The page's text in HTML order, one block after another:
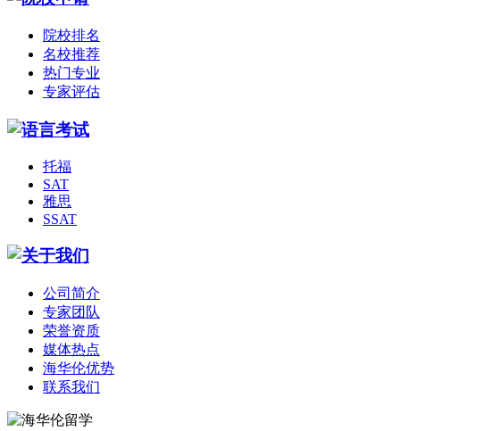
院校排名
名校推荐
热门专业
专家评估
托福
SAT
雅思
SSAT
公司简介
专家团队
荣誉资质
媒体热点
海华伦优势
联系我们